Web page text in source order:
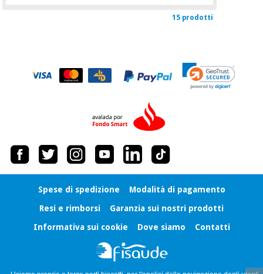
15 prodotti
Spese di spedizione
Modalità di pagamento
Resi e rimborsi
Garanzia sui nostri prodotti
Informativa sui cookie
Dove siamo Contatti